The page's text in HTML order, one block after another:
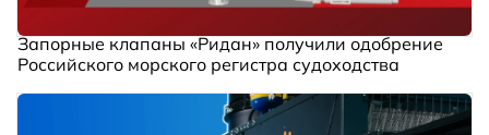
Запорные клапаны «Ридан» получили одобрение
Российского морского регистра судоходства